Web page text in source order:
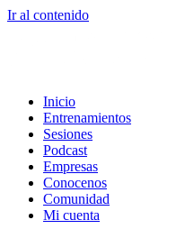
Ir al contenido
Inicio
Entrenamientos
Sesiones
Podcast
Empresas
Conocenos
Comunidad
Mi cuenta